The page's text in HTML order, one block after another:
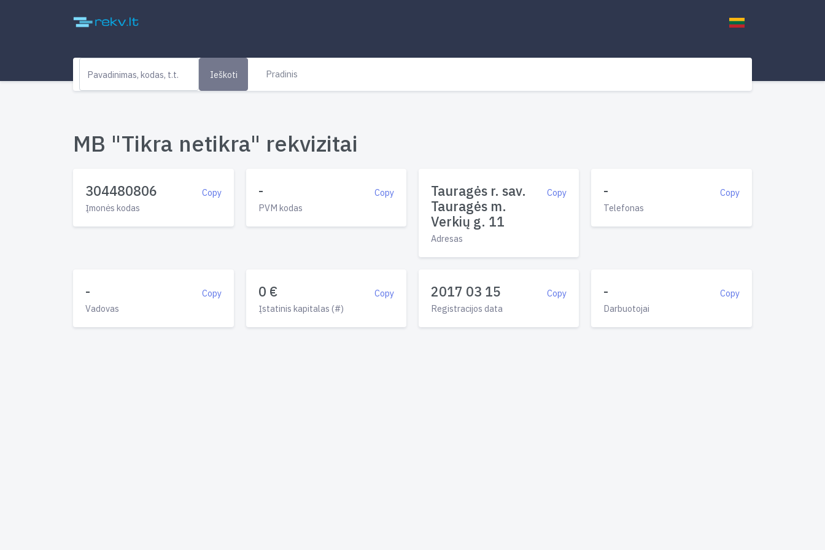
Ieškoti Pradinis
MB "Tikra netikra" rekvizitai
Copy
304480806
Įmonės kodas
Copy
-
PVM kodas
Copy
Tauragės r. sav.
Tauragės m.
Verkių g. 11
Adresas
Copy
-
Telefonas
Copy
-
Vadovas
Copy
0 €
Įstatinis kapitalas (#)
Copy
2017 03 15
Registracijos data
Copy
-
Darbuotojai